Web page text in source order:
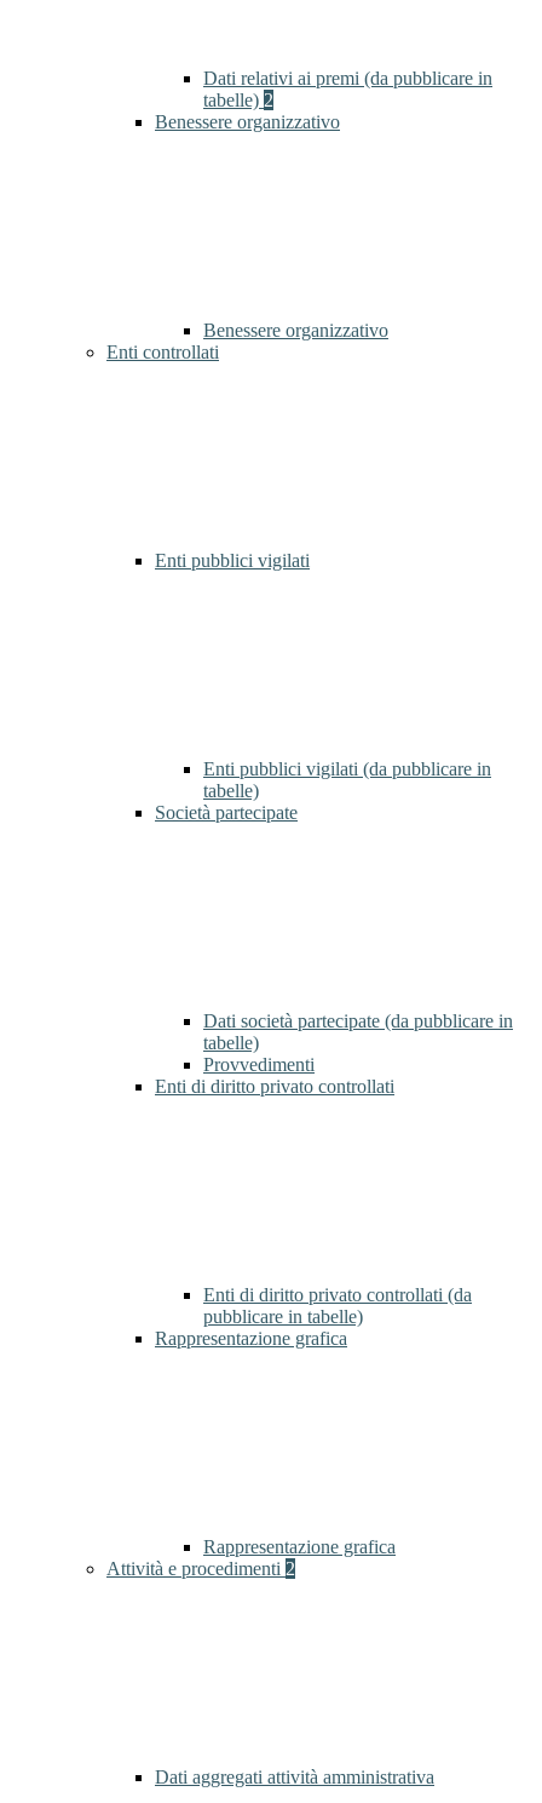
Dati relativi ai premi (da pubblicare in
tabelle) 2
Benessere organizzativo
Benessere organizzativo
Enti controllati
Enti pubblici vigilati
Enti pubblici vigilati (da pubblicare in
tabelle)
Società partecipate
Dati società partecipate (da pubblicare in
tabelle)
Provvedimenti
Enti di diritto privato controllati
Enti di diritto privato controllati (da
pubblicare in tabelle)
Rappresentazione grafica
Rappresentazione grafica
Attività e procedimenti 2
Dati aggregati attività amministrativa